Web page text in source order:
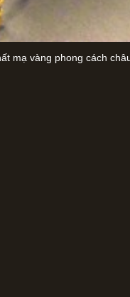
mạ vàng phong cách